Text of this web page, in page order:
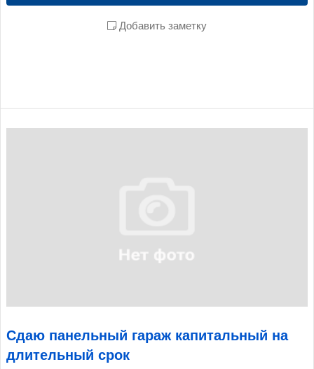
Добавить заметку
Сдаю панельный гараж капитальный на
длительный срок